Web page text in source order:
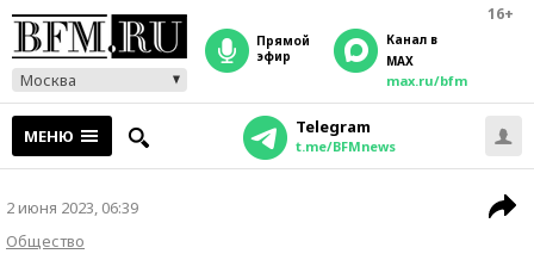
16+
Москва
прямой
эфир
Канал в
MAX
max.ru/bfm
МЕНЮ Telegram
t.me/BFMnews
2 июня 2023, 06:39
Общество